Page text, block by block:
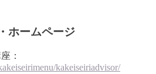
ホームページ
：
kakeiseiriadvisor/